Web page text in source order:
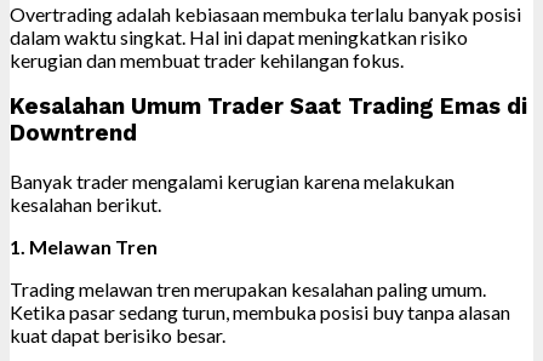
Overtrading adalah kebiasaan membuka terlalu banyak posisi
dalam waktu singkat. Hal ini dapat meningkatkan risiko
kerugian dan membuat trader kehilangan fokus.
Kesalahan Umum Trader Saat Trading Emas di
Downtrend
Banyak trader mengalami kerugian karena melakukan
kesalahan berikut.
1. Melawan Tren
Trading melawan tren merupakan kesalahan paling umum.
Ketika pasar sedang turun, membuka posisi buy tanpa alasan
kuat dapat berisiko besar.